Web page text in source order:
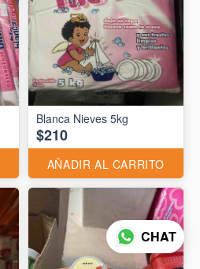
Blanca Nieves 5kg
$210
AÑADIR AL CARRITO
CHAT